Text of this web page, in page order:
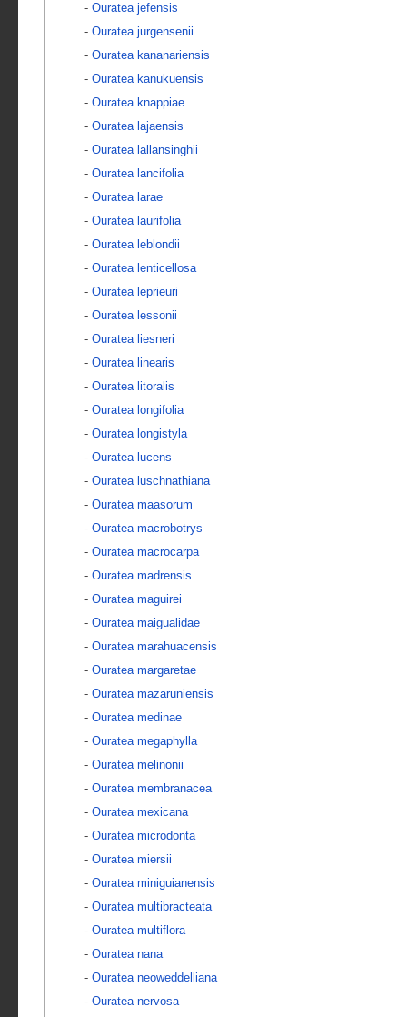
- Ouratea jefensis
- Ouratea jurgensenii
- Ouratea kananariensis
- Ouratea kanukuensis
- Ouratea knappiae
- Ouratea lajaensis
- Ouratea lallansinghii
- Ouratea lancifolia
- Ouratea larae
- Ouratea laurifolia
- Ouratea leblondii
- Ouratea lenticellosa
- Ouratea leprieuri
- Ouratea lessonii
- Ouratea liesneri
- Ouratea linearis
- Ouratea litoralis
- Ouratea longifolia
- Ouratea longistyla
- Ouratea lucens
- Ouratea luschnathiana
- Ouratea maasorum
- Ouratea macrobotrys
- Ouratea macrocarpa
- Ouratea madrensis
- Ouratea maguirei
- Ouratea maigualidae
- Ouratea marahuacensis
- Ouratea margaretae
- Ouratea mazaruniensis
- Ouratea medinae
- Ouratea megaphylla
- Ouratea melinonii
- Ouratea membranacea
- Ouratea mexicana
- Ouratea microdonta
- Ouratea miersii
- Ouratea miniguianensis
- Ouratea multibracteata
- Ouratea multiflora
- Ouratea nana
- Ouratea neoweddelliana
- Ouratea nervosa